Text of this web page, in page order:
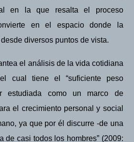
en la que resalta el proceso
en el espacio donde la
desde diversos puntos de vista.
el análisis de la vida cotidiana
cual tiene el “suficiente peso
estudiada como un marco de
el crecimiento personal y social
ya que por él discurre -de una
de casi todos los hombres” (2009: